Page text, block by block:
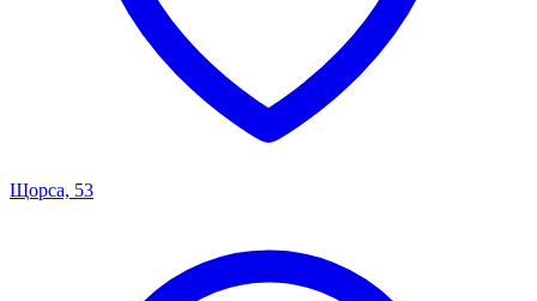
Щорса, 53